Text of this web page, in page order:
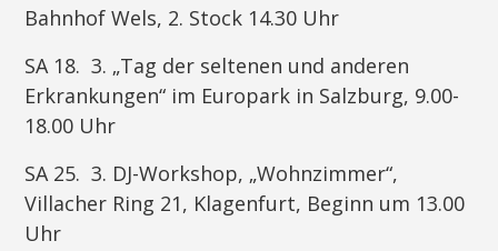
Bahnhof Wels, 2. Stock 14.30 Uhr
SA 18. 3. „Tag der seltenen und anderen
Erkrankungen“ im Europark in Salzburg, 9.00-
18.00 Uhr
SA 25. 3. DJ-Workshop, „Wohnzimmer“,
Villacher Ring 21, Klagenfurt, Beginn um 13.00
Uhr